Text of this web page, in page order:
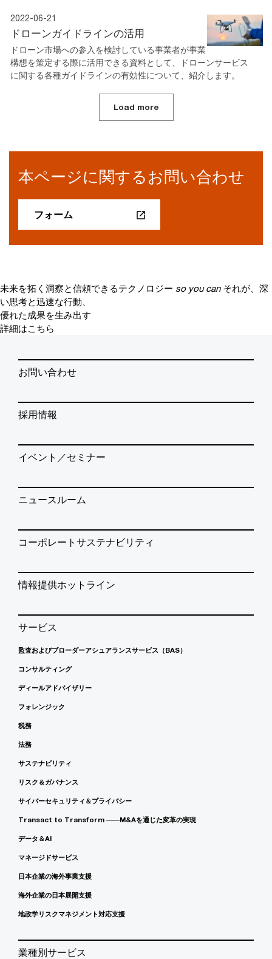
2022-06-21
ドローンガイドラインの活用
ドローン市場への参入を検討している事業者が事業
構想を策定する際に活用できる資料として、ドローンサービス
に関する各種ガイドラインの有効性について、紹介します。
Load more
本ページに関するお問い合わせ
フォーム
未来を拓く洞察と信頼できるテクノロジー so you can それが、深
い思考と迅速な行動、
優れた成果を生み出す
詳細はこちら
お問い合わせ
採用情報
イベント／セミナー
ニュースルーム
コーポレートサステナビリティ
情報提供ホットライン
サービス
監査およびブローダーアシュアランスサービス（BAS）
コンサルティング
ディールアドバイザリー
フォレンジック
税務
法務
サステナビリティ
リスク＆ガバナンス
サイバーセキュリティ＆プライバシー
Transact to Transform ――M&Aを通じた変革の実現
データ＆AI
マネージドサービス
日本企業の海外事業支援
海外企業の日本展開支援
地政学リスクマネジメント対応支援
業種別サービス